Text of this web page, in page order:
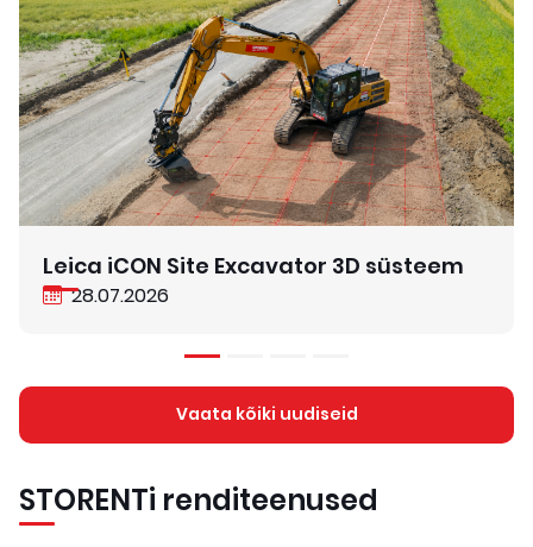
Leica iCON Site Excavator 3D süsteem
28.07.2026
Vaata kõiki uudiseid
STORENTi renditeenused